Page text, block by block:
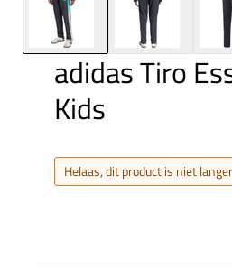
adidas Tiro
Kids
Helaas, dit product is niet